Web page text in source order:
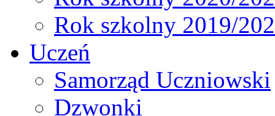
Rok szkolny 2019/
Uczeń
Samorząd Uczniowski
Dzwonki